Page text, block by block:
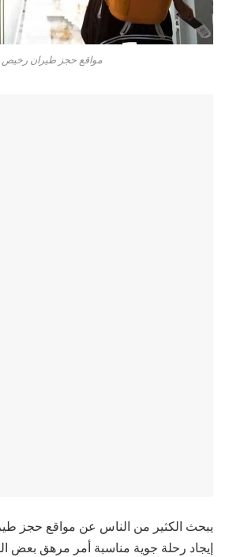
مواقع حجز طيران رخيص
يبحث الكثير من الناس عن مواقع حجز
إيجاد رحلة جوية مناسبة أمر مرهق بعض